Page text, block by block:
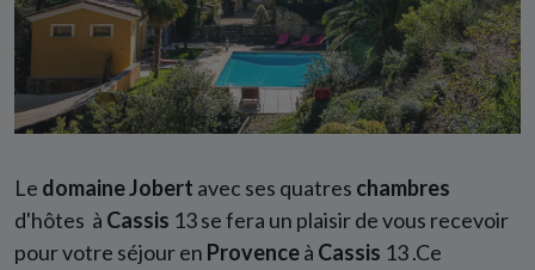
Le domaine Jobert avec ses quatres chambres
d'hôtes à Cassis 13 se fera un plaisir de vous recevoir
pour votre séjour en Provenceà Cassis 13 .Ce